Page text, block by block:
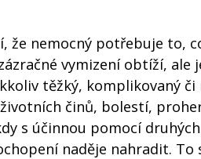
že nemocný potřebuje to,
vymizení obtíží, ale
těžký, komplikovaný
činů, bolestí,
s účinnou pomocí
naděje nahradit.